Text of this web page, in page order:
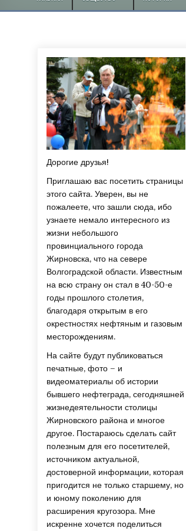
Дорогие друзья!
Приглашаю вас посетить страницы
этого сайта. Уверен, вы не
пожалеете, что зашли сюда, ибо
узнаете немало интересного из
жизни небольшого
провинциального города
Жирновска, что на севере
Волгоградской области. Известным
на всю страну он стал в 40-50-е
годы прошлого столетия,
благодаря открытым в его
окрестностях нефтяным и газовым
месторождениям.
На сайте будут публиковаться
печатные, фото – и
видеоматериалы об истории
бывшего нефтеграда, сегодняшней
жизнедеятельности столицы
Жирновского района и многое
другое. Постараюсь сделать сайт
полезным для его посетителей,
источником актуальной,
достоверной информации, которая
пригодится не только старшему, но
и юному поколению для
расширения кругозора. Мне
искренне хочется поделиться